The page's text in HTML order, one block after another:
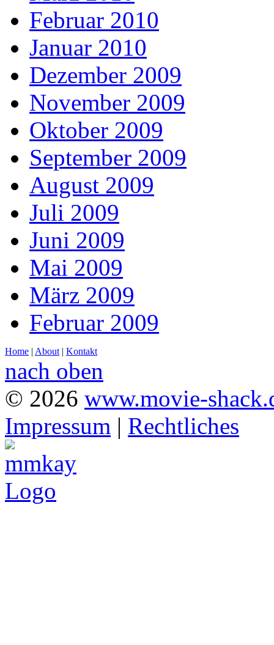
Februar 2010
Januar 2010
Dezember 2009
November 2009
Oktober 2009
September 2009
August 2009
Juli 2009
Juni 2009
Mai 2009
März 2009
Februar 2009
Home | About | Kontakt
nach oben
© 2026 www.movie-
Impressum | Rechtliches